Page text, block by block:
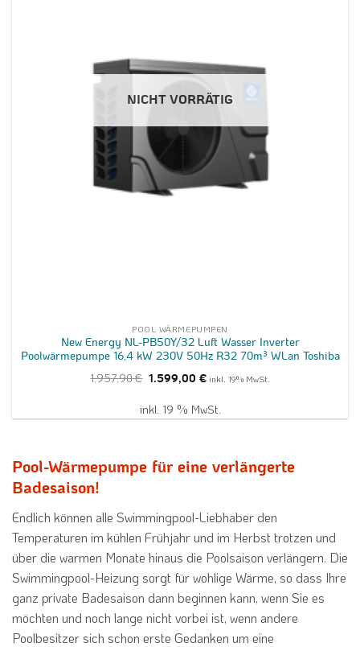
NICHT VORRÄTIG
POOL WÄRMEPUMPEN
New Energy NL-PB50Y/32 Luft Wasser Inverter
Poolwärmepumpe 16,4 kW 230V 50Hz R32 70m³ WLan Toshiba
1.957,90€ Ursprünglicher
1.957,90 €
1.599,00 €Aktueller
1.599,00 €.
inkl. 19% MwSt.
inkl. 19 % MwSt.
Pool-Wärmepumpe für eine verlängerte
Badesaison!
Endlich können alle Swimmingpool-Liebhaber den
Temperaturen im kühlen Frühjahr und im Herbst trotzen und
über die warmen Monate hinaus die Poolsaison verlängern. Die
Swimmingpool-Heizung sorgt für wohlige Wärme, so dass Ihre
ganz private Badesaison dann beginnen kann, wenn Sie es
möchten und noch lange nicht vorbei ist, wenn andere
Poolbesitzer sich schon erste Gedanken um eine